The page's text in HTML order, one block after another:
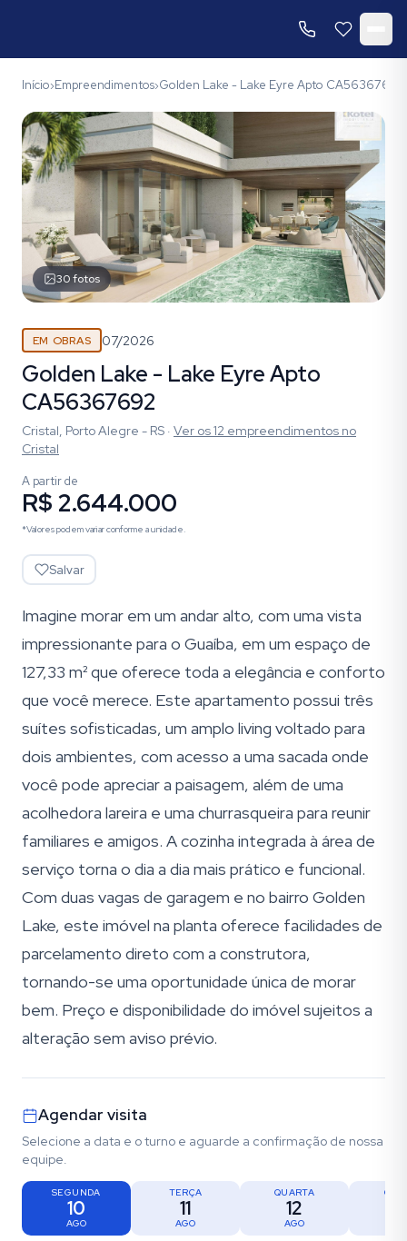
Início›Empreendimentos›Golden Lake - Lake Eyre Apto CA56367692
30fotos
EM OBRAS 07/2026
Golden Lake - Lake Eyre Apto
CA56367692
Cristal, Porto Alegre - RS · Ver os12 empreendimentos no
Cristal
A partir de
R$ 2.644.000
*Valores podem variar conforme a unidade.
Salvar
Imagine morar em um andar alto, com uma vista
impressionante para o Guaíba, em um espaço de
127,33 m² que oferece toda a elegância e conforto
que você merece. Este apartamento possui três
suítes sofisticadas, um amplo living voltado para
dois ambientes, com acesso a uma sacada onde
você pode apreciar a paisagem, além de uma
acolhedora lareira e uma churrasqueira para reunir
familiares e amigos. A cozinha integrada à área de
serviço torna o dia a dia mais prático e funcional.
Com duas vagas de garagem e no bairro Golden
Lake, este imóvel na planta oferece facilidades de
parcelamento direto com a construtora,
tornando-se uma oportunidade única de morar
bem. Preço e disponibilidade do imóvel sujeitos a
alteração sem aviso prévio.
Agendar visita
Selecione a data e o turno e aguarde a confirmação de nossa
equipe.
SEGUNDA
10
AGO
TERÇA
11
AGO
QUARTA
12
AGO